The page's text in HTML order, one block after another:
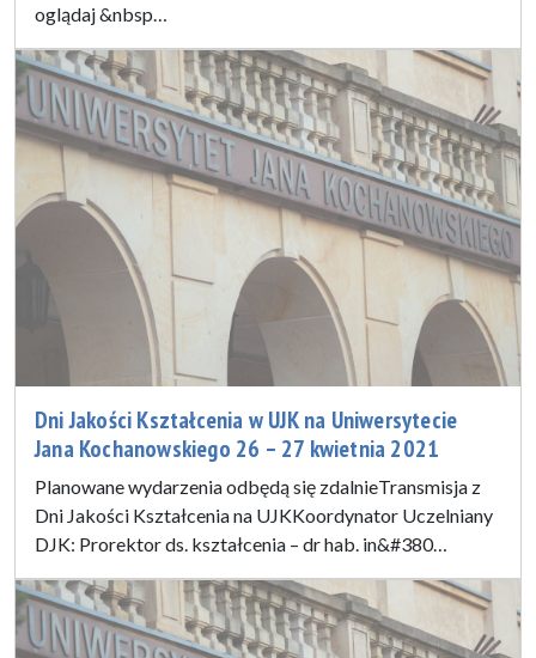
oglądaj &nbsp…
Dni Jakości Kształcenia w UJK na Uniwersytecie
Jana Kochanowskiego 26 – 27 kwietnia 2021
Planowane wydarzenia odbędą się zdalnieTransmisja z
Dni Jakości Kształcenia na UJKKoordynator Uczelniany
DJK: Prorektor ds. kształcenia – dr hab. in&#380…